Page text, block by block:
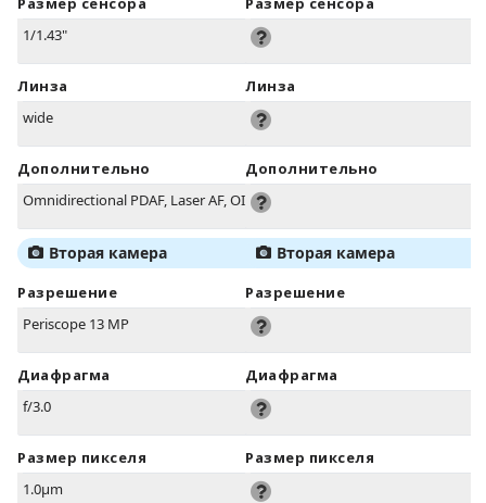
1/1.43"
Линза
wide
Дополнительно
Omnidirectional PDAF, Laser AF, OIS
Вторая камера
Разрешение
Periscope 13 MP
Диафрагма
f/3.0
Размер пикселя
1.0µm
Линза
Дополнительно
Вторая камера
Разрешение
Диафрагма
Размер пикселя